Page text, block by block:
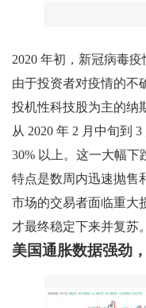
2020 年初，新冠病毒
由于投资者对疫情的不
投机性科技股为主的纳
从 2020 年 2 月中旬到
30% 以上。这一大幅下
特点是数周内迅速抛售
市场的交易者面临重大
才最终稳定下来并复苏。
美国通胀数据强劲